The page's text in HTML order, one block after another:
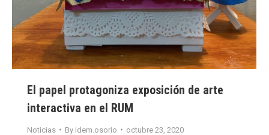
El papel protagoniza exposición de arte
interactiva en el RUM
Noticias By idem.osorio octubre 23, 2020